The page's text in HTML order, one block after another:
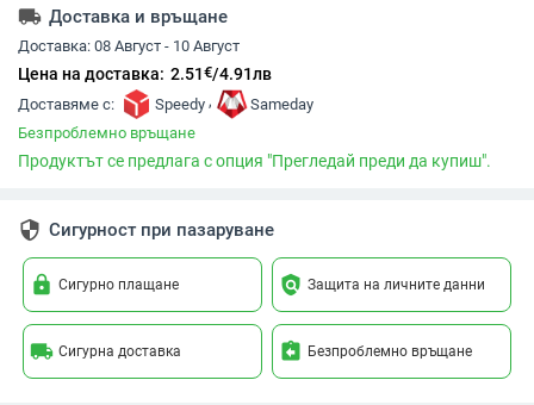
local_shipping Доставка и връщане
Доставка: 08 Август - 10 Август
Цена на доставка: 2.51€/4.91лв
Доставяме с: Speedy ,
Sameday
Безпроблемно връщане
Продуктът се предлага с опция "Прегледай преди да купиш".
security Сигурност при пазаруване
lock Сигурно плащане policy Защита на личните данни
local_shipping Сигурна доставка assignment_return Безпроблемно връщане